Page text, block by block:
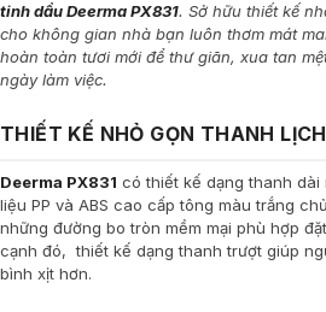
tinh dầu Deerma PX831. Sở hữu thiết kế
cho không gian nhà bạn luôn thơm mát
hoàn toàn tươi mới để thư giãn, xua tan
ngày làm việc.
THIẾT KẾ NHỎ GỌN THANH
Deerma PX831 có thiết kế dạng thanh
liệu PP và ABS cao cấp tông màu trắng
những đường bo tròn mềm mại phù hợp
cạnh đó, thiết kế dạng thanh trượt giúp
bình xịt hơn.